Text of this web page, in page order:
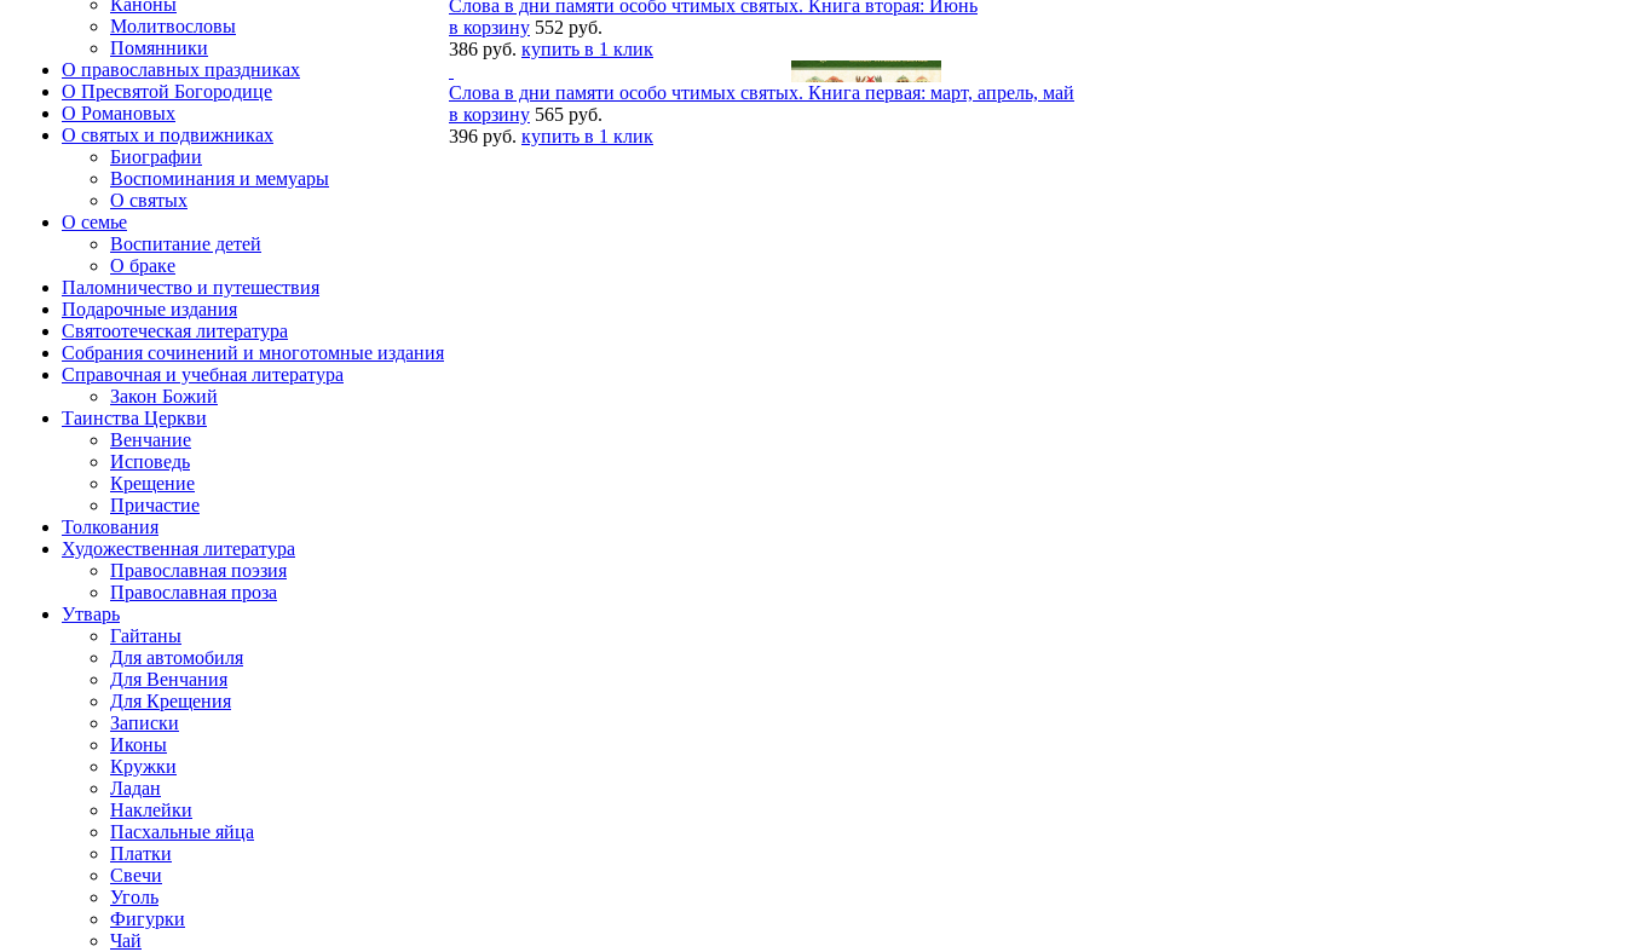
Каноны
Молитвословы
Помянники
О православных праздниках
О Пресвятой Богородице
О Романовых
О святых и подвижниках
Биографии
Воспоминания и мемуары
О святых
О семье
Воспитание детей
О браке
Паломничество и путешествия
Подарочные издания
Святоотеческая литература
Собрания сочинений и многотомные издания
Справочная и учебная литература
Закон Божий
Таинства Церкви
Венчание
Исповедь
Крещение
Причастие
Толкования
Художественная литература
Православная поэзия
Православная проза
Утварь
Гайтаны
Для автомобиля
Для Венчания
Для Крещения
Записки
Иконы
Кружки
Ладан
Наклейки
Пасхальные яйца
Платки
Свечи
Уголь
Фигурки
Чай
Слова в дни памяти особо чтимых святых. Книга вторая: Июнь
в корзину 552 руб.
386 руб. купить в 1 клик
Слова в дни памяти особо чтимых святых. Книга первая: март, апрель, май
в корзину 565 руб.
396 руб. купить в 1 клик